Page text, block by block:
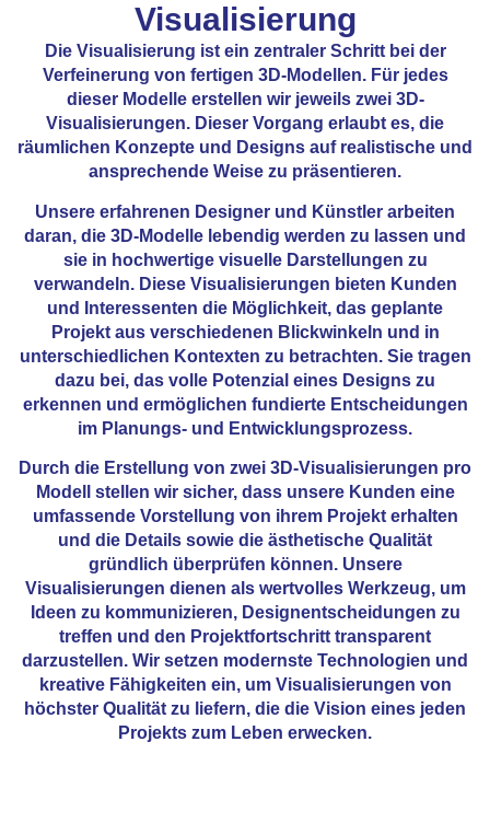
Visualisierung
Die Visualisierung ist ein zentraler Schritt bei der
Verfeinerung von fertigen 3D-Modellen. Für jedes
dieser Modelle erstellen wir jeweils zwei 3D-
Visualisierungen. Dieser Vorgang erlaubt es, die
räumlichen Konzepte und Designs auf realistische und
ansprechende Weise zu präsentieren.
Unsere erfahrenen Designer und Künstler arbeiten
daran, die 3D-Modelle lebendig werden zu lassen und
sie in hochwertige visuelle Darstellungen zu
verwandeln. Diese Visualisierungen bieten Kunden
und Interessenten die Möglichkeit, das geplante
Projekt aus verschiedenen Blickwinkeln und in
unterschiedlichen Kontexten zu betrachten. Sie tragen
dazu bei, das volle Potenzial eines Designs zu
erkennen und ermöglichen fundierte Entscheidungen
im Planungs- und Entwicklungsprozess.
Durch die Erstellung von zwei 3D-Visualisierungen pro
Modell stellen wir sicher, dass unsere Kunden eine
umfassende Vorstellung von ihrem Projekt erhalten
und die Details sowie die ästhetische Qualität
gründlich überprüfen können. Unsere
Visualisierungen dienen als wertvolles Werkzeug, um
Ideen zu kommunizieren, Designentscheidungen zu
treffen und den Projektfortschritt transparent
darzustellen. Wir setzen modernste Technologien und
kreative Fähigkeiten ein, um Visualisierungen von
höchster Qualität zu liefern, die die Vision eines jeden
Projekts zum Leben erwecken.